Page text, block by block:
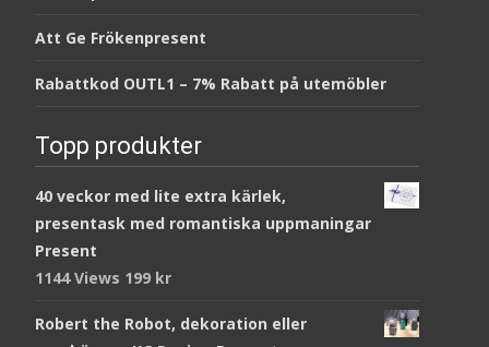
Att Ge Frökenpresent
Rabattkod OUTL1 – 7% Rabatt på utemöbler
Topp produkter
40 veckor med lite extra kärlek,
presentask med romantiska uppmaningar
Present
1144 Views 199 kr
Robert the Robot, dekoration eller